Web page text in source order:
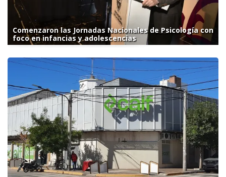
Comenzaron las Jornadas Nacionales de Psicología con
foco en infancias y adolescencias